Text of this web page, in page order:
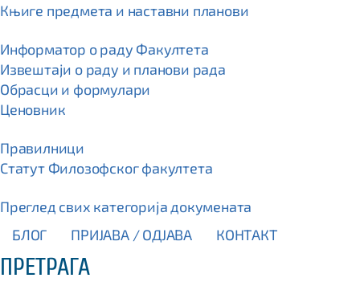
Књиге предмета и наставни планови
Информатор о раду Факултета
Извештаји о раду и планови рада
Обрасци и формулари
Ценовник
Правилници
Статут Филозофског факултета
Преглед свих категорија докумената
БЛОГ ПРИЈАВА / OДЈАВА КОНТАКТ
ПРЕТРАГА